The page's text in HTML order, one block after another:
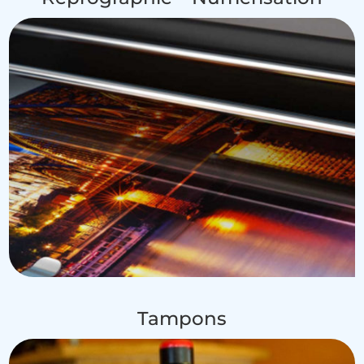
Tampons